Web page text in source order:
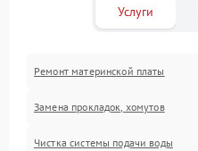
Услуги
Ремонт материнской платы
Замена прокладок, хомутов
Чистка системы подачи воды